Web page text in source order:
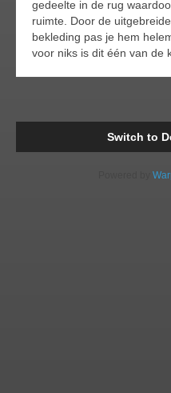
gedeelte in de rug
ruimte. Door de
bekleding pas je hem
voor niks is dit één van de
Switch to